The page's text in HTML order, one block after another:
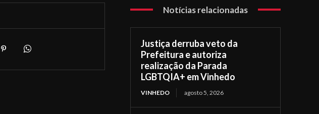
Notícias relacionadas
Justiça derruba veto da
Prefeitura e autoriza
realização da Parada
LGBTQIA+ em Vinhedo
VINHEDO agosto 5, 2026